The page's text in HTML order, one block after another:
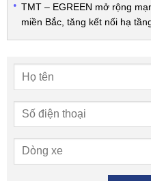
TMT – EGREEN mở rộng
miền Bắc, tăng kết nối hạ